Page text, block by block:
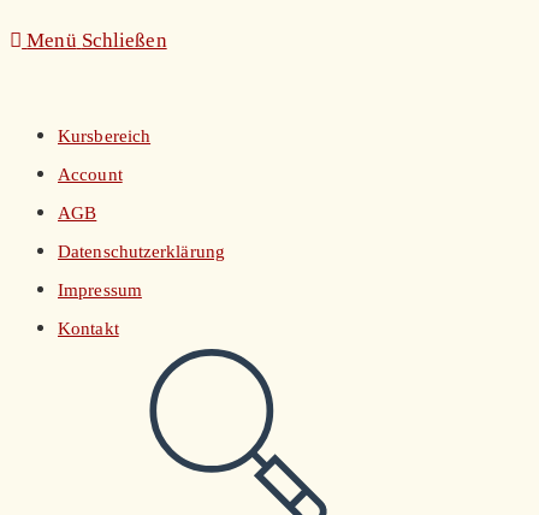
Menü Schließen
Kursbereich
Account
AGB
Datenschutzerklärung
Impressum
Kontakt